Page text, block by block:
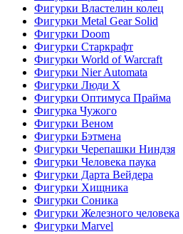
Фигурки Властелин колец
Фигурки Metal Gear Solid
Фигурки Doom
Фигурки Старкрафт
Фигурки World of Warcraft
Фигурки Nier Automata
Фигурки Люди Х
Фигурки Оптимуса Прайма
Фигурка Чужого
Фигурки Веном
Фигурки Бэтмена
Фигурки Черепашки Ниндзя
Фигурки Человека паука
Фигурки Дарта Вейдера
Фигурки Хищника
Фигурки Соника
Фигурки Железного человека
Фигурки Marvel